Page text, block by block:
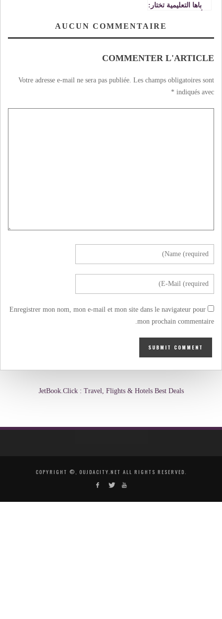
باها التعليمية تختار:
لنا من العيش ابدAUCUN COMMENTAIRE
COMMENTER L'ARTICLE
Votre adresse e-mail ne sera pas publiée. Les champs obligatoires sont
indiqués avec
*
Enregistrer mon nom, mon e-mail et mon site dans le navigateur pour
mon prochain commentaire.
JetBook.Click : Travel, Flights & Hotels Best Deals
COPYRIGHT ©, OUJDACITY.NET ALL RIGHTS RESERVED.